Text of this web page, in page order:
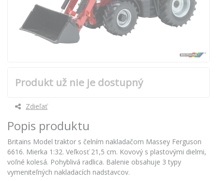
Produkt už nie je dostupný
Zdieľať
Popis produktu
Britains Model traktor s čelním nakladačom Massey Ferguson
6616. Mierka 1:32. Veľkosť 21,5 cm. Kovový s plastovými dielmi,
voľné kolesá. Pohyblivá radlica. Balenie obsahuje 3 typy
vymeniteľných nakladacích nadstavcov.